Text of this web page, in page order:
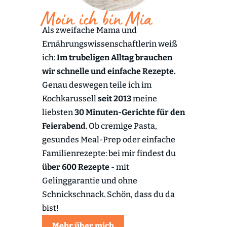
Moin ich bin Mia
Als zweifache Mama und
Ernährungswissenschaftlerin weiß
ich:Im trubeligen Alltag brauchen
wir schnelle und einfache Rezepte.
Genau deswegen teile ich im
Kochkarussellseit 2013meine
liebsten30 Minuten-Gerichte für den
Feierabend. Ob cremige Pasta,
gesundes Meal-Prep oder einfache
Familienrezepte: bei mir findest du
über 600 Rezepte- mit
Gelinggarantie und ohne
Schnickschnack. Schön, dass du da
bist!